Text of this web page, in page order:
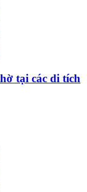
tại các di tích